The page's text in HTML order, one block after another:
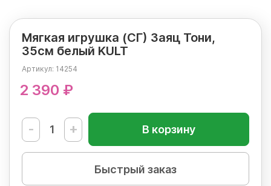
Мягкая игрушка (СГ) Заяц Тони,
35см белый KULT
Артикул: 14254
2 390 ₽
- + В корзину
Быстрый заказ